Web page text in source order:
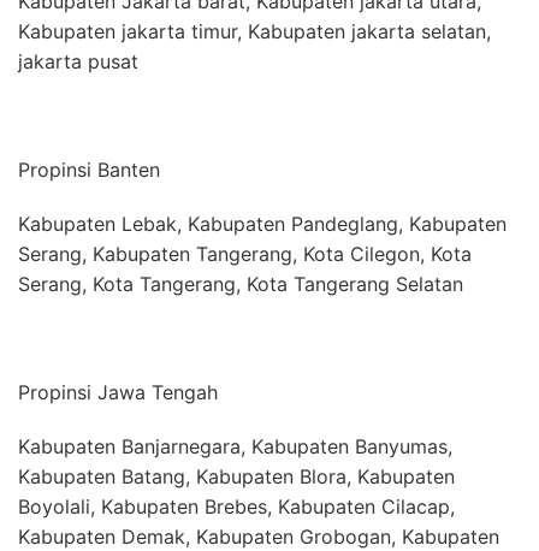
Kabupaten jakarta timur, Kabupaten jakarta selatan,
jakarta pusat
Propinsi Banten
Kabupaten Lebak, Kabupaten Pandeglang, Kabupaten
Serang, Kabupaten Tangerang, Kota Cilegon, Kota
Serang, Kota Tangerang, Kota Tangerang Selatan
Propinsi Jawa Tengah
Kabupaten Banjarnegara, Kabupaten Banyumas,
Kabupaten Batang, Kabupaten Blora, Kabupaten
Boyolali, Kabupaten Brebes, Kabupaten Cilacap,
Kabupaten Demak, Kabupaten Grobogan, Kabupaten